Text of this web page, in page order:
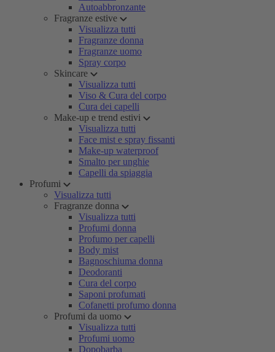
Autoabbronzante
Fragranze estive
Visualizza tutti
Fragranze donna
Fragranze uomo
Spray corpo
Skincare
Visualizza tutti
Viso & Cura del corpo
Cura dei capelli
Make-up e trend estivi
Visualizza tutti
Face mist e spray fissanti
Make-up waterproof
Smalto per unghie
Capelli da spiaggia
Profumi
Visualizza tutti
Fragranze donna
Visualizza tutti
Profumi donna
Profumo per capelli
Body mist
Bagnoschiuma donna
Deodoranti
Cura del corpo
Saponi profumati
Cofanetti profumo donna
Profumi da uomo
Visualizza tutti
Profumi uomo
Dopobarba